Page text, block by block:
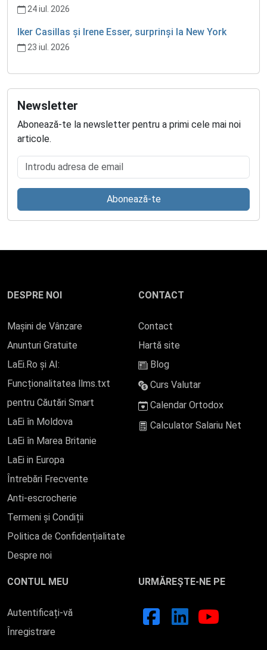
24 iul. 2026
Iker Casillas și Irene Esser, surprinși la New York
23 iul. 2026
Newsletter
Abonează-te la newsletter pentru a primi cele mai noi
articole.
Introdu adresa de email
Abonează-te
DESPRE NOI
Mașini de Vânzare
Anunturi Gratuite
LaEi.Ro și AI:
Funcționalitatea llms.txt
pentru Căutări Smart
LaEi în Moldova
LaEi în Marea Britanie
LaEi in Europa
Întrebări Frecvente
Anti-escrocherie
Termeni și Condiții
Politica de Confidențialitate
Despre noi
CONTACT
Contact
Hartă site
Blog
Curs Valutar
Calendar Ortodox
Calculator Salariu Net
CONTUL MEU
Autentificați-vă
Înregistrare
URMĂREȘTE-NE PE